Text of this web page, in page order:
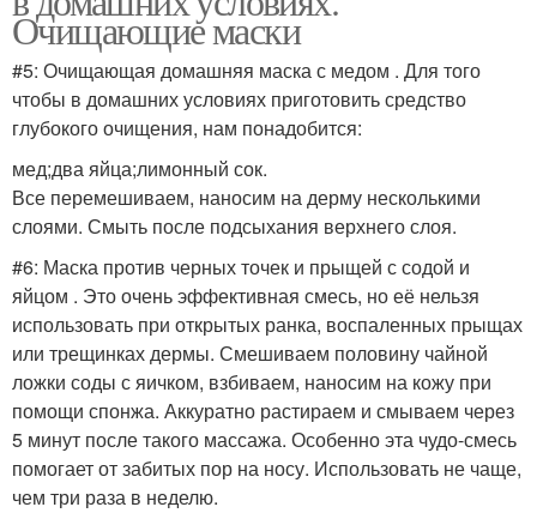
Эффективная маска Домашние маски
Маска с дрожжами Маска из овсянки
Маски с
активированным углем
Маска с яичным белком
Маска на основе
Очищающие маски
#5: Очищающая домашняя маска с медом . Для того
чтобы в домашних условиях приготовить средство
глубокого очищения, нам понадобится:
мед;два яйца;лимонный сок.
Все перемешиваем, наносим на дерму несколькими
слоями. Смыть после подсыхания верхнего слоя.
#6: Маска против черных точек и прыщей с содой и
яйцом . Это очень эффективная смесь, но её нельзя
использовать при открытых ранка, воспаленных прыщах
или трещинках дермы. Смешиваем половину чайной
ложки соды с яичком, взбиваем, наносим на кожу при
помощи спонжа. Аккуратно растираем и смываем через
5 минут после такого массажа. Особенно эта чудо-смесь
помогает от забитых пор на носу. Использовать не чаще,
чем три раза в неделю.